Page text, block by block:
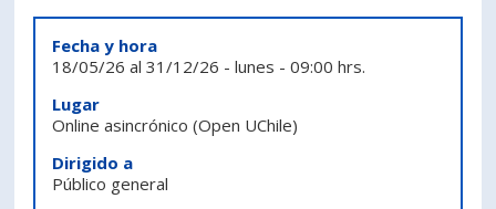
PUBLICACIONES
BIBLIOTECA
ENGLISH
Fecha y hora
18/05/26 al31/12/26 -lunes -09:00 hrs.
Lugar
Online asincrónico (Open UChile)
Dirigido a
Público general